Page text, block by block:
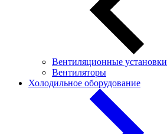
Вентиляционные установки
Вентиляторы
Холодильное оборудование